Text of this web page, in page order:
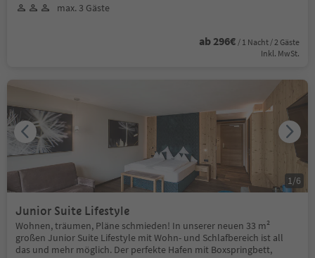
max. 3 Gäste
ab 296€ / 1 Nacht / 2 Gäste
Inkl. MwSt.
Junior Suite Lifestyle
Wohnen, träumen, Pläne schmieden! In unserer neuen 33 m²
großen Junior Suite Lifestyle mit Wohn- und Schlafbereich ist all
das und mehr möglich. Der perfekte Hafen mit Boxspringbett,
1 /6